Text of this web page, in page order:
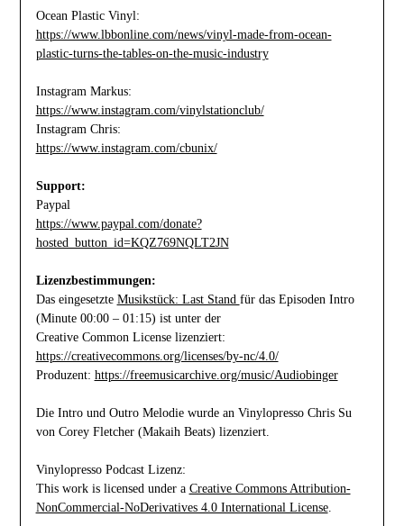
Ocean Plastic Vinyl:
https://www.lbbonline.com/news/vinyl-made-from-ocean-
plastic-turns-the-tables-on-the-music-industry
Instagram Markus:
https://www.instagram.com/vinylstationclub/
Instagram Chris:
https://www.instagram.com/cbunix/
Support:
Paypal
https://www.paypal.com/donate?
hosted_button_id=KQZ769NQLT2JN
Lizenzbestimmungen:
Das eingesetzte Musikstück: Last Stand für das Episoden Intro
(Minute 00:00 – 01:15) ist unter der
Creative Common License lizenziert:
https://creativecommons.org/licenses/by-nc/4.0/
Produzent: https://freemusicarchive.org/music/Audiobinger
Die Intro und Outro Melodie wurde an Vinylopresso Chris Su
von Corey Fletcher (Makaih Beats) lizenziert.
Vinylopresso Podcast Lizenz:
This work is licensed under a Creative Commons Attribution-
NonCommercial-NoDerivatives 4.0 International License.